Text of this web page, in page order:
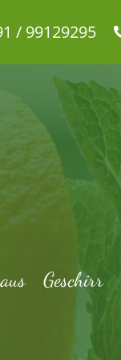
/ 99129295
Geschirr